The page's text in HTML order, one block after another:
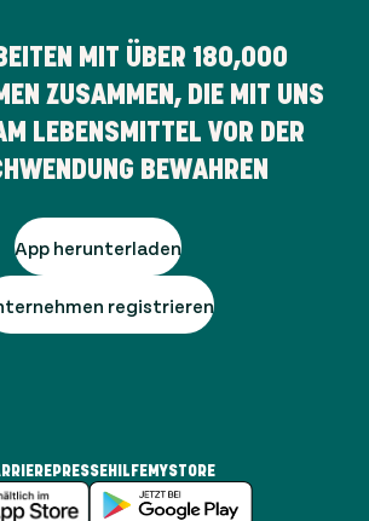
MIT ÜBER 180,000
ZUSAMMEN, DIE MIT UNS
LEBENSMITTEL VOR DER
BEWAHREN
App herunterladen
registrieren
PRESSEHILFEMYSTORE